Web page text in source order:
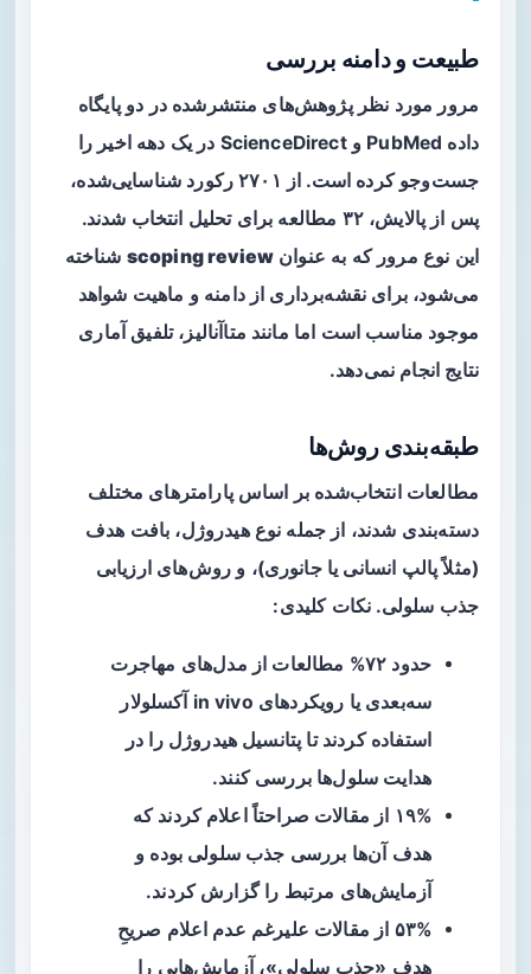
طبیعت و دامنه بررسی
مرور مورد نظر پژوهش‌های منتشرشده در دو پایگاه
داده PubMed و ScienceDirect در یک دهه اخیر را
جست‌وجو کرده است. از ۲۷۰۱ رکورد شناسایی‌شده،
پس از پالایش، ۳۲ مطالعه برای تحلیل انتخاب شدند.
این نوع مرور که به عنوان scoping review شناخته
می‌شود، برای نقشه‌برداری از دامنه و ماهیت شواهد
موجود مناسب است اما مانند متاآنالیز، تلفیق آماری
نتایج انجام نمی‌دهد.
طبقه‌بندی روش‌ها
مطالعات انتخاب‌شده بر اساس پارامترهای مختلف
دسته‌بندی شدند، از جمله نوع هیدروژل، بافت هدف
(مثلاً پالپ انسانی یا جانوری)، و روش‌های ارزیابی
جذب سلولی. نکات کلیدی:
حدود ۷۲% مطالعات از مدل‌های
مهاجرت
سه‌بعدی
یا رویکردهای in vivo آکسلولار
استفاده کردند تا پتانسیل هیدروژل را در
هدایت سلول‌ها بررسی کنند.
۱۹% از مقالات صراحتاً اعلام کردند که
هدف آن‌ها بررسی جذب سلولی بوده و
آزمایش‌های مرتبط را گزارش کردند.
۵۳% از مقالات علیرغم عدم اعلام صریحِ
هدف «جذب سلولی»، آزمایش‌هایی را